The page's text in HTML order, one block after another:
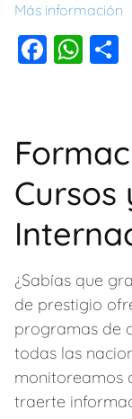
Más información
F
b
o
o
k
W
A
p
p
Cursos
¿Sabías que
de prestigio
programas de
todas las
monitoreamos
traerte